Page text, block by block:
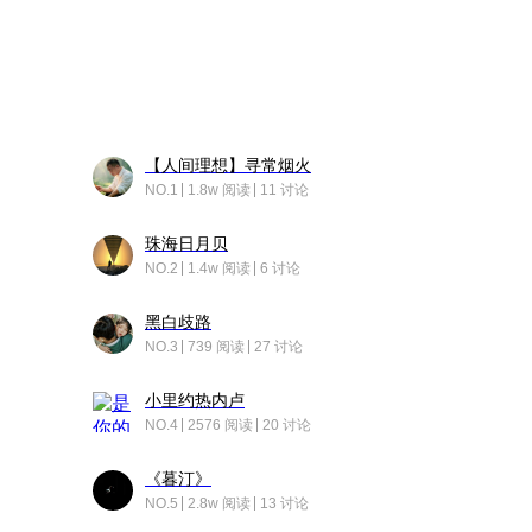
【人间理想】寻常烟火
NO.1 1.8w 阅读 11 讨论
珠海日月贝
NO.2 1.4w 阅读 6 讨论
黑白歧路
NO.3 739 阅读 27 讨论
小里约热内卢
NO.4 2576 阅读 20 讨论
《暮汀》
NO.5 2.8w 阅读 13 讨论